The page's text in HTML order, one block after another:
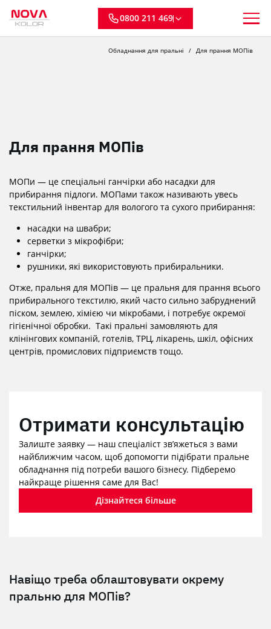
0800 211 469
Обладнання для пральні Для прання МОПів
Для прання МОПів
МОПи — це спеціальні ганчірки або насадки для
прибирання підлоги. МОПами також називають увесь
текстильний інвентар для вологого та сухого прибирання:
насадки на швабри;
серветки з мікрофібри;
ганчірки;
рушники, які використовують прибиральники.
Отже, пральня для МОПів — це пральня для прання всього
прибирального текстилю, який часто сильно забруднений
піском, землею, хімією чи мікробами, і потребує окремої
гігієнічної обробки. Такі пральні замовляють для
клінінгових компаній, готелів, ТРЦ, лікарень, шкіл, офісних
центрів, промислових підприємств тощо.
Отримати консультацію
Залиште заявку — наш спеціаліст зв’яжеться з вами
найближчим часом, щоб допомогти підібрати пральне
обладнання під потреби вашого бізнесу. Підберемо
найкраще рішення саме для Вас!
Дізнайтеся більше
Навіщо треба облаштовувати окрему
пральню для МОПів?